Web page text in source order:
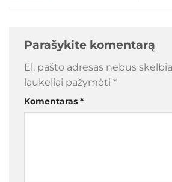
Parašykite komentarą
El. pašto adresas nebus
laukeliai pažymėti *
Komentaras *